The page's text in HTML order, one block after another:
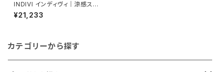
INDIVI インディヴィ｜涼感スト
レッチ半袖ジャケット｜遮熱 UV
カット 洗濯機可能 レディース n
¥21,233
カテゴリーから探す